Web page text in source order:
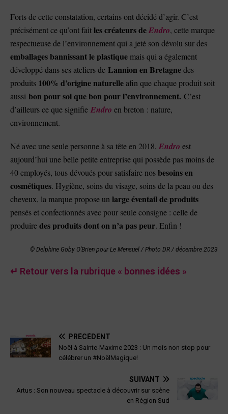
Forts de cette constatation, certains ont décidé d’agir. C’est
précisément ce qu’ont faitles créateurs deEndro, cette marque
respectueuse de l’environnement qui a jeté son dévolu sur des
emballages bannissant le plastique mais qui a également
développé dans ses ateliers de Lannion en Bretagnedes
produits 100% d’origine naturelleafin que chaque produit soit
aussi bon pour soi que bon pour l’environnement. C’est
d’ailleurs ce que signifie Endro en breton : nature,
environnement.
Né avec une seule personne à sa tête en 2018, Endro est
aujourd’hui une belle petite entreprise qui possède pas moins de
40 employés, tous dévoués pour satisfaire nosbesoins en
cosmétiques. Hygiène, soins du visage, soins de la peau ou des
cheveux, la marque propose un large éventail de produits
pensés et confectionnés avec pour seule consigne : celle de
produiredes produits dont on n’a pas peur. Enfin !
© Delphine Goby O’Brien pour Le Mensuel / Photo DR / décembre 2023
↵ Retour vers la rubrique « bonnes idées »
PRÉCÉDENT
Noël à Sainte-Maxime 2023 : Un mois non stop pour
célébrer un #NoëlMagique!
SUIVANT
Artus : Son nouveau spectacle à découvrir sur scène
en Région Sud